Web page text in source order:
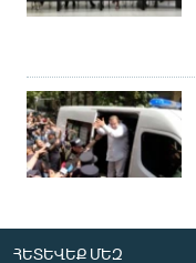
ՀԵՏԵՎԵՔ ՄԵԶ